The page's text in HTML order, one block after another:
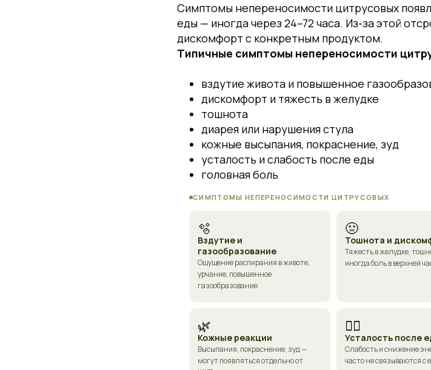
Симптомы непереносимости цитрусовых
еды — иногда через 24–72 часа. Из-за этой
дискомфорт с конкретным продуктом.
Типичные симптомы непереносимости
вздутие живота и повышенное
дискомфорт и тяжесть в желудке
тошнота
диарея или нарушения стула
кожные высыпания, покраснение, зуд
усталость и слабость после еды
головная боль
СИМПТОМЫ НЕПЕРЕНОСИМОСТИ ЦИТРУСОВЫХ
🫧
Вздутие и
газообразование
Ощущение распирания в животе,
урчание, повышенное
газообразование
🤢
Тошнота и
Тяжесть в желудке,
иногда боль в верхней
🌿
Кожные реакции
Высыпания, покраснение, зуд —
могут появляться отдельно от
😮‍💨
Усталость после
Слабость и снижение
часто не связываются с